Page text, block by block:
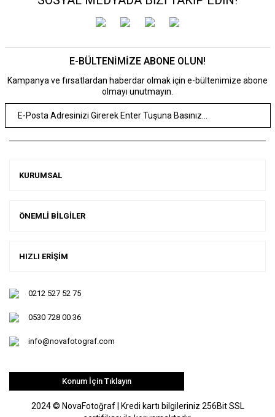
E-BÜLTENİMİZE ABONE OLUN!
Kampanya ve fırsatlardan haberdar olmak için e-bültenimize abone
olmayı unutmayın.
KURUMSAL
ÖNEMLİ BİLGİLER
HIZLI ERİŞİM
0212 527 52 75
0530 728 00 36
info@novafotograf.com
Konum İçin Tıklayın
2024 © NovaFotoğraf | Kredi kartı bilgileriniz 256Bit SSL